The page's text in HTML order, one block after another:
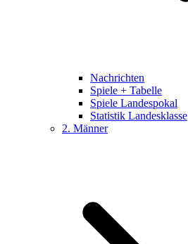
Nachrichten
Spiele + Tabelle
Spiele Landespokal
Statistik Landesklasse
2. Männer